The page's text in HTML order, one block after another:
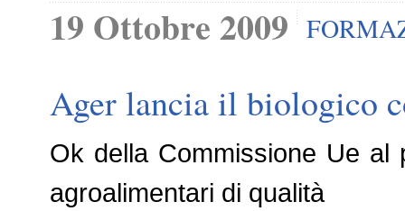
19 Ottobre 2009
Ager lancia il biologico
Ok della Commissione Ue al
agroalimentari di qualità